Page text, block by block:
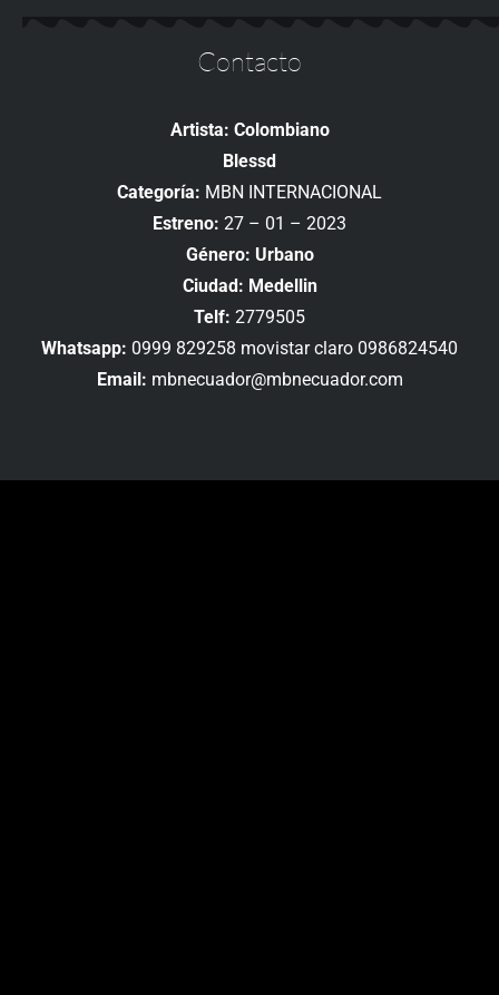
Contacto
Artista: Colombiano
Blessd
Categoría: MBN INTERNACIONAL
Estreno: 27 – 01 – 2023
Género: Urbano
Ciudad: Medellin
Telf: 2779505
Whatsapp: 0999 829258 movistar claro 0986824540
Email: mbnecuador@mbnecuador.com